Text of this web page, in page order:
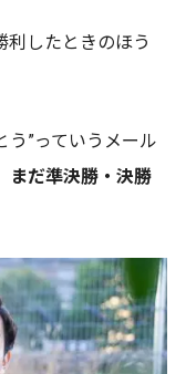
利したときのほう
う”っていうメール
まだ準決勝・決勝